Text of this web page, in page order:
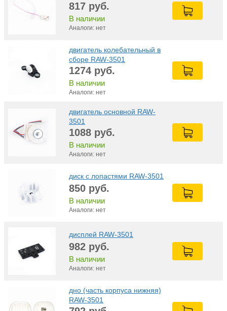
817 руб.
В наличии
Аналоги: нет
двигатель колебательный в
сборе RAW-3501
1274 руб.
В наличии
Аналоги: нет
двигатель основной RAW-
3501
1088 руб.
В наличии
Аналоги: нет
диск с лопастями RAW-3501
850 руб.
В наличии
Аналоги: нет
дисплей RAW-3501
982 руб.
В наличии
Аналоги: нет
дно (часть корпуса нижняя)
RAW-3501